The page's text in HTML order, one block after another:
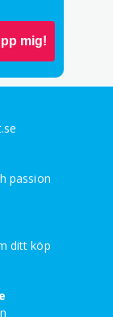
mig!
passion
ditt köp